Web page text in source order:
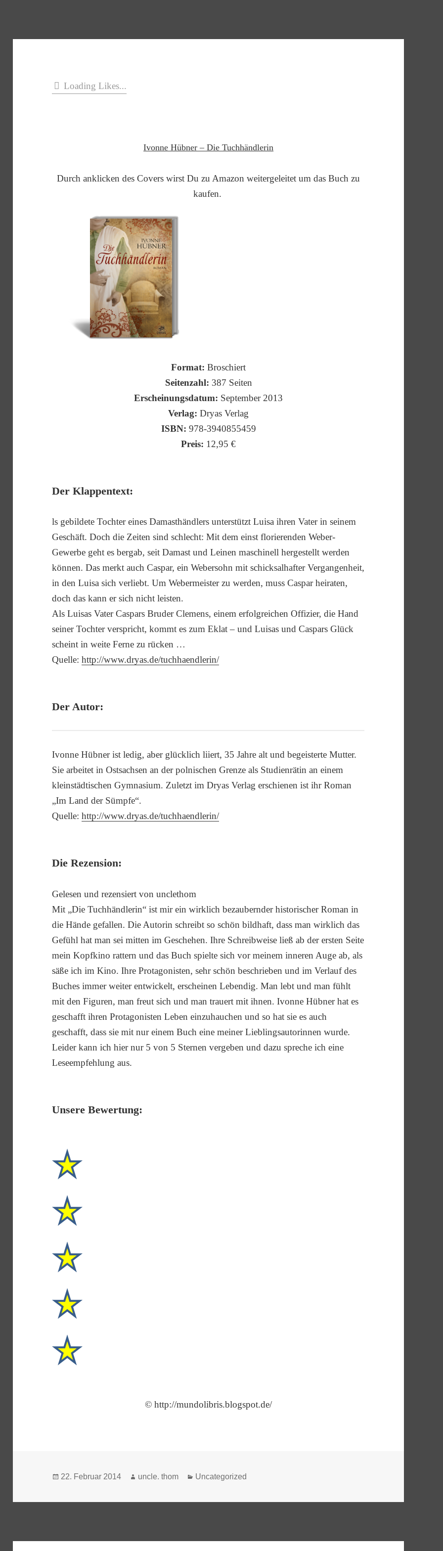
Loading Likes...
Ivonne Hübner – Die Tuchhändlerin
Durch anklicken des Covers wirst Du zu Amazon weitergeleitet um das Buch zu
kaufen.
Format: Broschiert
Seitenzahl: 387 Seiten
Erscheinungsdatum: September 2013
Verlag:Dryas Verlag
ISBN: 978-3940855459
Preis: 12,95 €
Der Klappentext:
ls gebildete Tochter eines Damasthändlers unterstützt Luisa ihren Vater in seinem
Geschäft. Doch die Zeiten sind schlecht: Mit dem einst florierenden Weber-
Gewerbe geht es bergab, seit Damast und Leinen maschinell hergestellt werden
können. Das merkt auch Caspar, ein Webersohn mit schicksalhafter Vergangenheit,
in den Luisa sich verliebt. Um Webermeister zu werden, muss Caspar heiraten,
doch das kann er sich nicht leisten.
Als Luisas Vater Caspars Bruder Clemens, einem erfolgreichen Offizier, die Hand
seiner Tochter verspricht, kommt es zum Eklat – und Luisas und Caspars Glück
scheint in weite Ferne zu rücken …
Quelle:http://www.dryas.de/tuchhaendlerin/
Der Autor:
Ivonne Hübner ist ledig, aber glücklich liiert, 35 Jahre alt und begeisterte Mutter.
Sie arbeitet in Ostsachsen an der polnischen Grenze als Studienrätin an einem
kleinstädtischen Gymnasium. Zuletzt im Dryas Verlag erschienen ist ihr Roman
„Im Land der Sümpfe“.
Quelle:http://www.dryas.de/tuchhaendlerin/
Die Rezension:
Gelesen und rezensiert von unclethom
Mit „Die Tuchhändlerin“ ist mir ein wirklich bezaubernder historischer Roman in
die Hände gefallen. Die Autorin schreibt so schön bildhaft, dass man wirklich das
Gefühl hat man sei mitten im Geschehen. Ihre Schreibweise ließ ab der ersten Seite
mein Kopfkino rattern und das Buch spielte sich vor meinem inneren Auge ab, als
säße ich im Kino. Ihre Protagonisten, sehr schön beschrieben und im Verlauf des
Buches immer weiter entwickelt, erscheinen Lebendig. Man lebt und man fühlt
mit den Figuren, man freut sich und man trauert mit ihnen. Ivonne Hübner hat es
geschafft ihren Protagonisten Leben einzuhauchen und so hat sie es auch
geschafft, dass sie mit nur einem Buch eine meiner Lieblingsautorinnen wurde.
Leider kann ich hier nur 5 von 5 Sternen vergeben und dazu spreche ich eine
Leseempfehlung aus.
Unsere Bewertung:
© http://mundolibris.blogspot.de/
Veröffentlicht
22. Februar 2014 Autor
uncle. thom Kategorien
Uncategorized